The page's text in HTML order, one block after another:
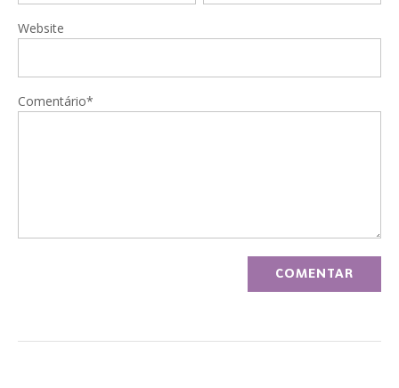
Website
Comentário*